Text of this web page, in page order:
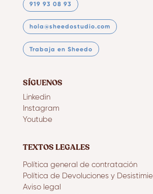
919 93 08 93
hola@sheedostudio.com
Trabaja en Sheedo
SÍGUENOS
Linkedin
Instagram
Youtube
TEXTOS LEGALES
Política general de contratación
Política de Devoluciones y
Aviso legal